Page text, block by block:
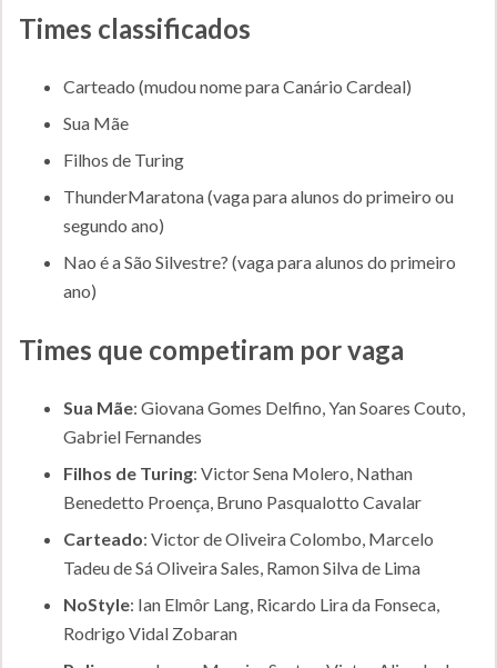
Times classificados
Carteado (mudou nome para Canário Cardeal)
Sua Mãe
Filhos de Turing
ThunderMaratona (vaga para alunos do primeiro ou
segundo ano)
Nao é a São Silvestre? (vaga para alunos do primeiro
ano)
Times que competiram por vaga
Sua Mãe: Giovana Gomes Delfino, Yan Soares Couto,
Gabriel Fernandes
Filhos de Turing: Victor Sena Molero, Nathan
Benedetto Proença, Bruno Pasqualotto Cavalar
Carteado: Victor de Oliveira Colombo, Marcelo
Tadeu de Sá Oliveira Sales, Ramon Silva de Lima
NoStyle: Ian Elmôr Lang, Ricardo Lira da Fonseca,
Rodrigo Vidal Zobaran